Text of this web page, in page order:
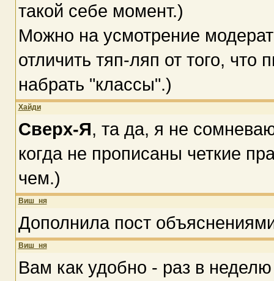
такой себе момент.)
Можно на усмотрение
отличить тяп-ляп от того,
набрать "классы".)
Хайди
Сверх-Я, та да, я не
когда не прописаны четкие
чем.)
Виш_ня
Дополнила пост
Виш_ня
Вам как удобно - раз в